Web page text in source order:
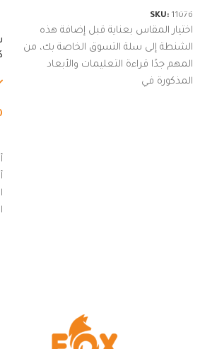
SKU: 11076
اختيار المقاس بعناية قبل إضافة هذه
الشنطة إلى سلة التسوق الخاصة بك، من
المهم جدًا قراءة التعليمات والأبعاد
المذكورة في